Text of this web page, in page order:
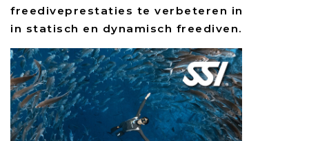
freediveprestaties te verbeteren in
in statisch en dynamisch freediven.